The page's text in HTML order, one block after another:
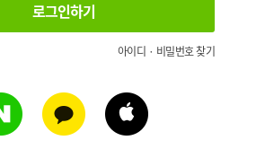
아이디 · 비밀번호 찾기